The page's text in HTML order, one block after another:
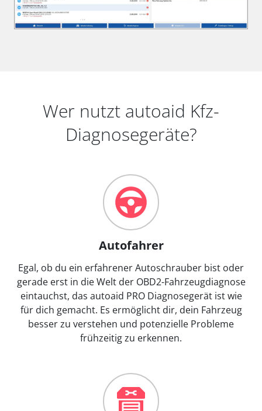
Wer nutzt autoaid Kfz-
Diagnosegeräte?
Autofahrer
Egal, ob du ein erfahrener Autoschrauber bist oder
gerade erst in die Welt der OBD2-Fahrzeugdiagnose
eintauchst, das autoaid PRO Diagnosegerät ist wie
für dich gemacht. Es ermöglicht dir, dein Fahrzeug
besser zu verstehen und potenzielle Probleme
frühzeitig zu erkennen.